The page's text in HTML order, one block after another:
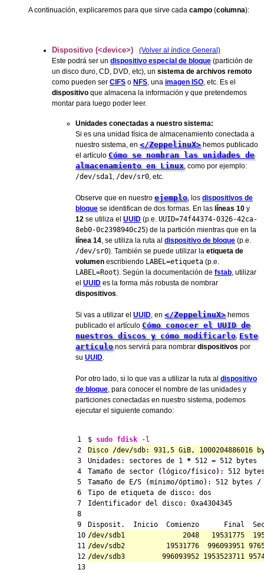
A continuación, explicaremos para que sirve cada campo (columna):
Dispositivo (<device>)
(Volver al índice General)
Este podrá ser un dispositivo especial de bloque (partición de
un disco duro, CD, DVD, etc), un sistema de archivos remoto
como pueden ser CIFS o NFS, una imagen ISO, etc. Es el
dispositivo que almacena la información y que pretendemos
montar para luego poder leer.
Unidades conectadas a nuestro sistema:
Si es una unidad física de almacenamiento conectada a
nuestro sistema, en </ZeppelinuX>hemos publicado
el artículo Cómo se nombran las unidades de
almacenamiento en Linux, como por ejemplo:
/dev/sda1, /dev/sr0, etc.
Observe que en nuestro ejemplo, los dispositivos de
bloque se identifican de dos formas. En las líneas 10 y
12 se utiliza el UUID (p.e. UUID=74f44374-0326-42ca-
8eb0-0c2398940c25) de la partición mientras que en la
línea 14, se utiliza la ruta al dispositivo de bloque (p.e.
/dev/sr0). También se puede utilizar la etiqueta de
volumen escribiendo LABEL=etiqueta (p.e.
LABEL=Root). Según la documentación de fstab, utilizar
el UUID es la forma más robusta de nombrar
dispositivos.
Si vas a utilizar el UUID, en </ZeppelinuX>hemos
publicado el artículo Cómo conocer el UUID de
nuestros discos y cómo modificarlo. Este
artículonos servirá para nombrar dispositivos por
su UUID.
Por otro lado, si lo que vas a utilizar la ruta al dispositivo
de bloque, para conocer el nombre de las unidades y
particiones conectadas en nuestro sistema, podemos
ejecutar el siguiente comando:
1
2
3
4
5
6
7
8
9
10
11
12
13
$ sudo fdisk
-l
Disco /dev/sdb: 931,5 GiB, 1000204886016
Unidades: sectores de 1 * 512 = 512 bytes
Tamaño de sector
(lógico/físico) : 512
Tamaño de E/S (mínimo/óptimo) : 512 bytes /
Tipo de etiqueta de disco: dos
Identificador del disco: 0xa4304345
/dev/sdb1 2048 19531775
/dev/sdb2 19531776 996093951
/dev/sdb3 996093952 1953523711